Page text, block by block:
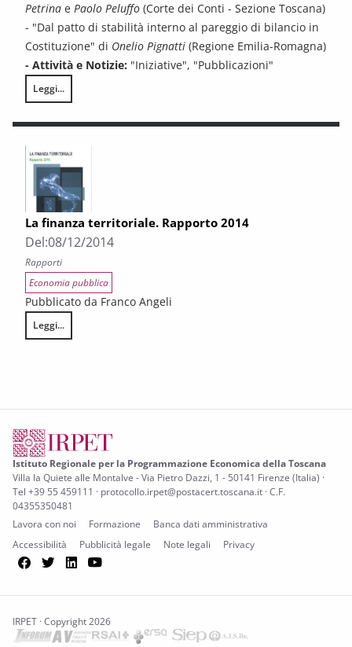
Petrina e Paolo Peluffo (Corte dei Conti - Sezione Toscana)
- "Dal patto di stabilità interno al pareggio di bilancio in
Costituzione" di Onelio Pignatti (Regione Emilia-Romagna)
- Attività e Notizie: "Iniziative", "Pubblicazioni"
Leggi...
Federalismo in Toscana n. 2/2016
La finanza territoriale. Rapporto 2014
Del:08/12/2014
Rapporti
Economia pubblica
Pubblicato da Franco Angeli
Leggi...
La finanza territoriale. Rapporto 2014
Istituto Regionale per la Programmazione Economica della Toscana
Villa la Quiete alle Montalve - Via Pietro Dazzi, 1 - 50141 Firenze (Italia) ·
Tel +39 55 459111 · protocollo.irpet@postacert.toscana.it · C.F.
04355350481
Lavora con noi
Formazione
Banca dati amministrativa
Accessibilità
Pubblicità legale Note legali Privacy
Facebook
TwitterLinkedIn
IRPET · Copyright 2026